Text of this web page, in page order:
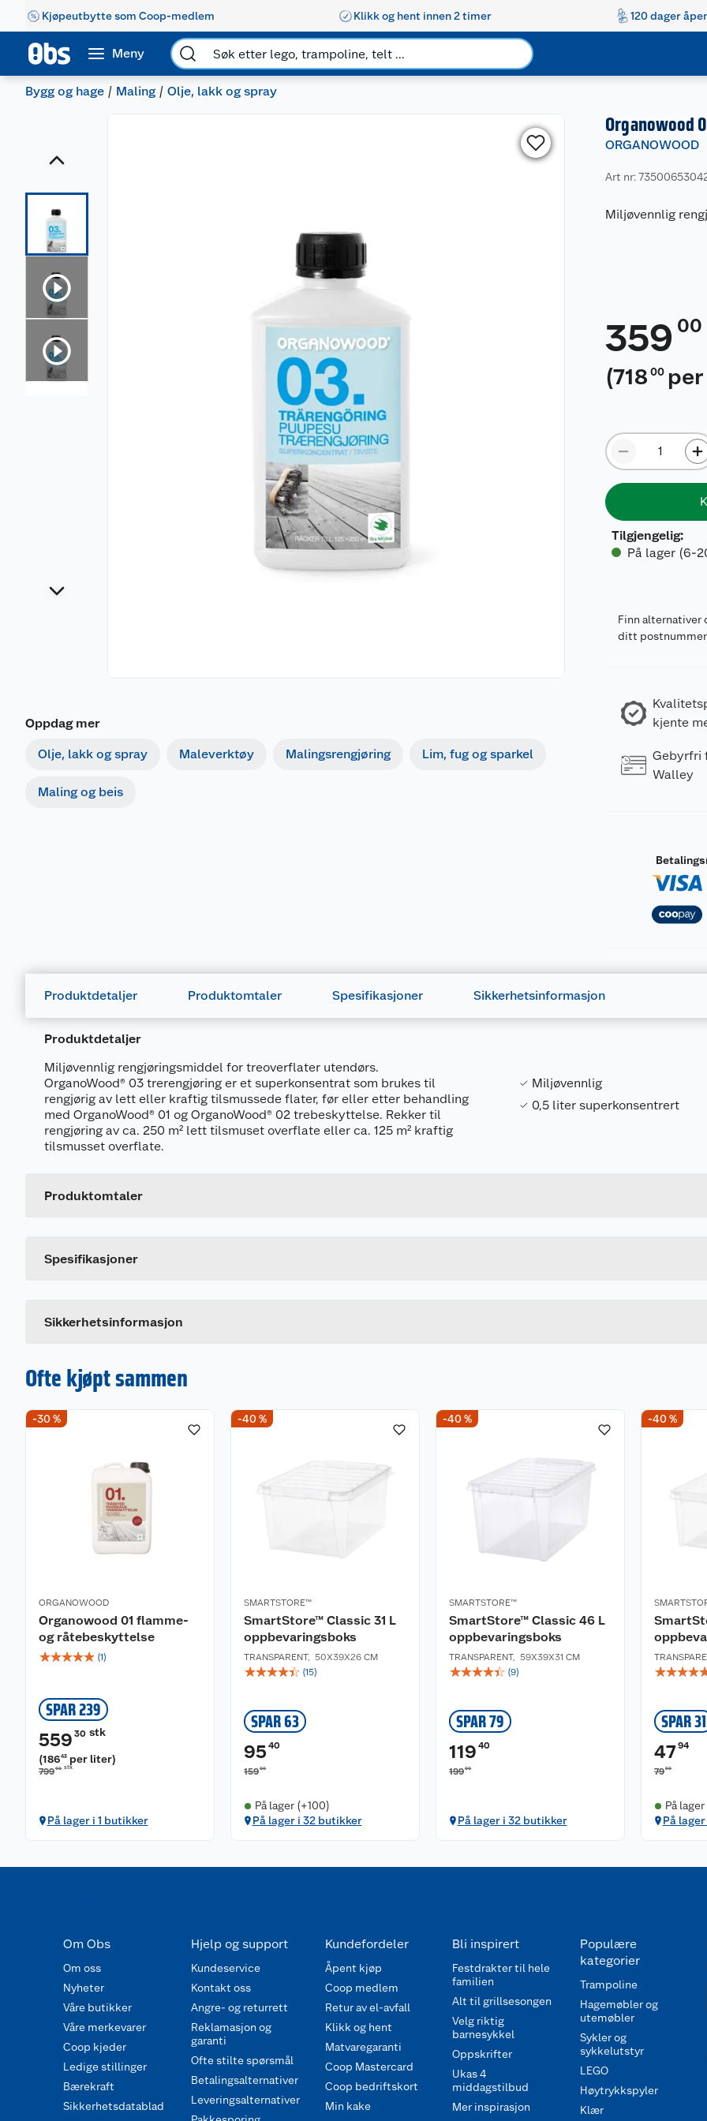
Kjøpeutbytte som Coop-medlem Klikk og hent innen 2 timer 120 dager
Meny
Bygg og hage Maling Olje, lakk og spray
Oppdag mer
Olje, lakk og spray Maleverktøy Malingsrengjøring Lim, fug og sparkel
Maling og beis
Organowood
ORGANOWOOD
Art nr:
Miljøvennlig
359 00
(718 00
Tilgjengelig:
På lager (6-
Finn alternativer
ditt postnummer
kjente
Gebyrfri
Walley
Produktdetaljer Produktomtaler Spesifikasjoner Sikkerhetsinformasjon
Produktdetaljer
Miljøvennlig rengjøringsmiddel for treoverflater utendørs.
OrganoWood® 03 trerengjøring er et superkonsentrat som brukes til
rengjørig av lett eller kraftig tilsmussede flater, før eller etter behandling
med OrganoWood® 01 og OrganoWood® 02 trebeskyttelse. Rekker til
rengjøring av ca. 250 m² lett tilsmuset overflate eller ca. 125 m² kraftig
tilsmusset overflate.
Miljøvennlig
0,5 liter superkonsentrert
Produktomtaler
Spesifikasjoner
Generelt
Leverandørens artikkelnummer
Sikkerhetsinformasjon
Merking
Last ned / vis datablad
Ofte kjøpt sammen
-30 %
ORGANOWOOD
Organowood 01 flamme-
og råtebeskyttelse
☆☆☆☆☆ (1)
SPAR 239
559 30 stk
(18643 per liter)
79900 stk
På lager i 1 butikker
-40 %
SMARTSTORE™
SmartStore™ Classic 31 L
oppbevaringsboks
TRANSPARENT, 50X39X26 CM
☆☆☆☆☆ (15)
SPAR 63
95 40
15900
På lager (+100)
På lager i 32 butikker
-40 %
SMARTSTORE™
SmartStore™ Classic 46 L
oppbevaringsboks
TRANSPARENT, 59X39X31 CM
☆☆☆☆☆ (9)
SPAR 79
119 40
19900
På lager i 32 butikker
-40 %
☆☆☆☆
SPAR 31
4794
7990
På
På
Om Obs
Om oss
Nyheter
Våre butikker
Våre merkevarer
Coop kjeder
Ledige stillinger
Bærekraft
Sikkerhetsdatablad
Hjelp og support
Kundeservice
Kontakt oss
Angre- og returrett
Reklamasjon og
garanti
Ofte stilte spørsmål
Betalingsalternativer
Leveringsalternativer
Kundefordeler
Åpent kjøp
Coop medlem
Retur av el-avfall
Klikk og hent
Matvaregaranti
Coop Mastercard
Coop bedriftskort
Min kake
Bli inspirert
Festdrakter til hele
familien
Alt til grillsesongen
Velg riktig
barnesykkel
Oppskrifter
Ukas 4
middagstilbud
Mer inspirasjon
Populære
kategorier
Trampoline
Hagemøbler og
utemøbler
Sykler og
sykkelutstyr
LEGO
Høytrykkspyler
Klær